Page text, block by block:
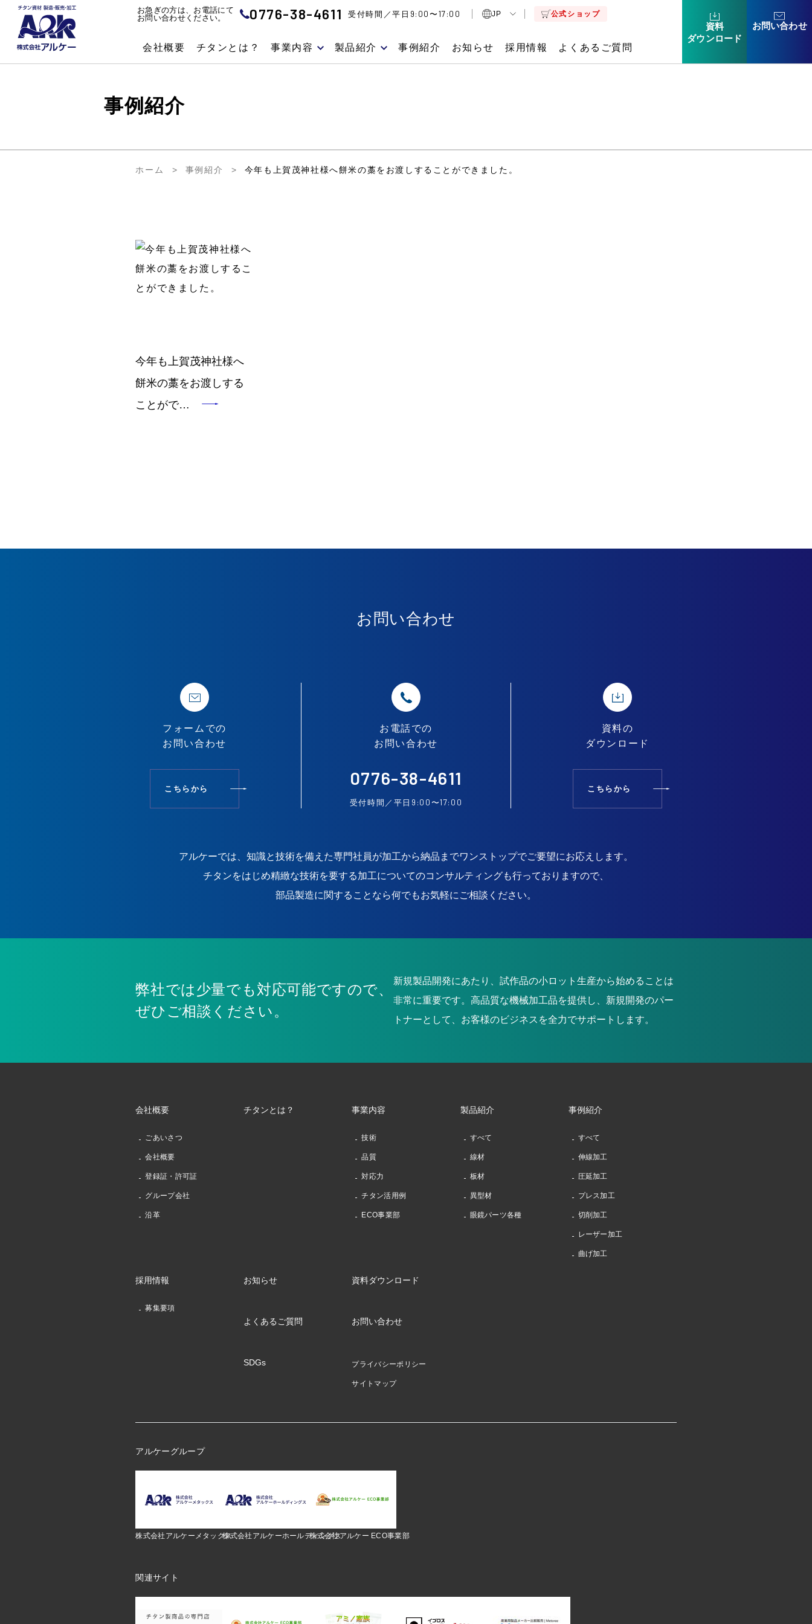
お急ぎの方は、お電話にて
お問い合わせください。
0776-38-4611 受付時間／平日 9:00 〜17:00 JP 公式ショップ
会社概要 チタンとは？ 事業内容 製品紹介 事例紹介 お知らせ 採用情報 よくあるご質問
資料
ダウンロード
お問い合わせ
事例紹介
ホーム 事例紹介 今年も上賀茂神社様へ餅米の藁をお渡しすることができました。
今年も上賀茂神社様へ
餅米の藁をお渡しする
ことがで…
お問い合わせ
フォームでの
お問い合わせ
こちらから
お電話での
お問い合わせ
0776-38-4611
受付時間／平日 9:00 〜17:00
資料の
ダウンロード
こちらから
アルケーでは、知識と技術を備えた専門社員が加工から納品までワンストップでご要望にお応えします。
チタンをはじめ精緻な技術を要する加工についてのコンサルティングも行っておりますので、
部品製造に関することなら何でもお気軽にご相談ください。
弊社では少量でも対応可能ですので、
ぜひご相談ください。
新規製品開発にあたり、試作品の小ロット生産から始めることは
非常に重要です。高品質な機械加工品を提供し、新規開発のパー
トナーとして、お客様のビジネスを全力でサポートします。
会社概要
ごあいさつ
会社概要
登録証・許可証
グループ会社
沿革
チタンとは？ 事業内容
技術
品質
対応力
チタン活用例
ECO事業部
製品紹介
すべて
線材
板材
異型材
眼鏡パーツ各種
事例紹介
すべて
伸線加工
圧延加工
プレス加工
切削加工
レーザー加工
曲げ加工
採用情報
募集要項
お知らせ
よくあるご質問
SDGs
資料ダウンロード
お問い合わせ
プライバシーポリシー
サイトマップ
アルケーグループ
株式会社アルケーメタックス株式会社アルケーホールディングス株式会社アルケー ECO事業部
関連サイト